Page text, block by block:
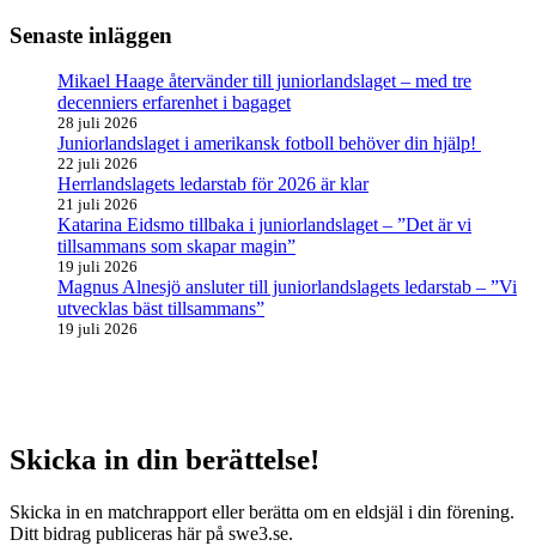
Senaste inläggen
Mikael Haage återvänder till juniorlandslaget – med tre
decenniers erfarenhet i bagaget
28 juli 2026
Juniorlandslaget i amerikansk fotboll behöver din hjälp!
22 juli 2026
Herrlandslagets ledarstab för 2026 är klar
21 juli 2026
Katarina Eidsmo tillbaka i juniorlandslaget – ”Det är vi
tillsammans som skapar magin”
19 juli 2026
Magnus Alnesjö ansluter till juniorlandslagets ledarstab – ”Vi
utvecklas bäst tillsammans”
19 juli 2026
Skicka in din berättelse!
Skicka in en matchrapport eller berätta om en eldsjäl i din förening.
Ditt bidrag publiceras här på swe3.se.